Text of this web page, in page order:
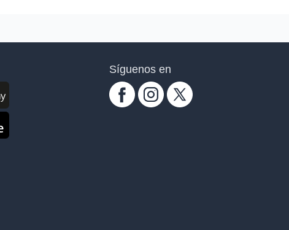
Síguenos en